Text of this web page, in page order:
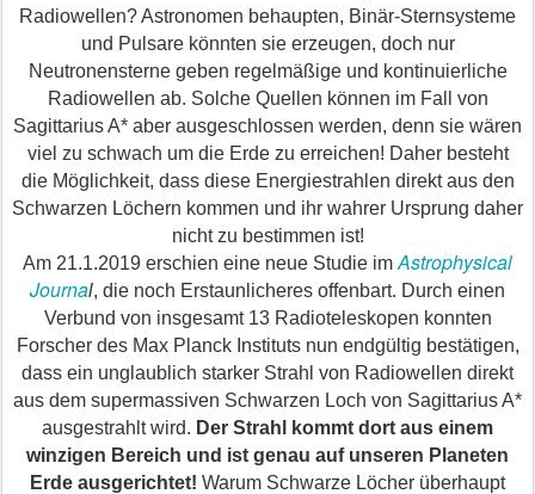
Radiowellen? Astronomen behaupten, Binär-Sternsysteme
und Pulsare könnten sie erzeugen, doch nur
Neutronensterne geben regelmäßige und kontinuierliche
Radiowellen ab. Solche Quellen können im Fall von
Sagittarius A* aber ausgeschlossen werden, denn sie wären
viel zu schwach um die Erde zu erreichen! Daher besteht
die Möglichkeit, dass diese Energiestrahlen direkt aus den
Schwarzen Löchern kommen und ihr wahrer Ursprung daher
nicht zu bestimmen ist!
Am 21.1.2019 erschien eine neue Studie im Astrophysical
Journal, die noch Erstaunlicheres offenbart. Durch einen
Verbund von insgesamt 13 Radioteleskopen konnten
Forscher des Max Planck Instituts nun endgültig bestätigen,
dass ein unglaublich starker Strahl von Radiowellen direkt
aus dem supermassiven Schwarzen Loch von Sagittarius A*
ausgestrahlt wird. Der Strahl kommt dort aus einem
winzigen Bereich und ist genau auf unseren Planeten
Erde ausgerichtet! Warum Schwarze Löcher überhaupt